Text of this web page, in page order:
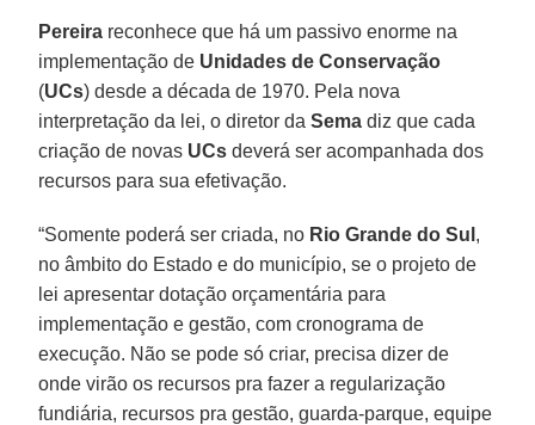
Pereira reconhece que há um passivo enorme na
implementação de Unidades de Conservação
(UCs) desde a década de 1970. Pela nova
interpretação da lei, o diretor daSema diz que cada
criação de novas UCs deverá ser acompanhada dos
recursos para sua efetivação.
“Somente poderá ser criada, no Rio Grande do Sul ,
no âmbito do Estado e do município, se o projeto de
lei apresentar dotação orçamentária para
implementação e gestão, com cronograma de
execução. Não se pode só criar, precisa dizer de
onde virão os recursos pra fazer a regularização
fundiária, recursos pra gestão, guarda-parque, equipe